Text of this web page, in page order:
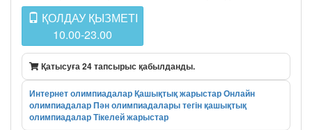
ҚОЛДАУ ҚЫЗМЕТІ
10.00-23.00
Қатысуға 24 тапсырыс қабылданды.
Интернет олимпиадаларҚашықтық жарыстарОнлайн
олимпиадаларПән олимпиадаларытегін қашықтық
олимпиадаларТікелей жарыстар